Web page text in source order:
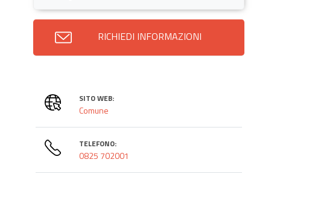
RICHIEDI INFORMAZIONI
SITO WEB:
Comune
TELEFONO:
0825 702001